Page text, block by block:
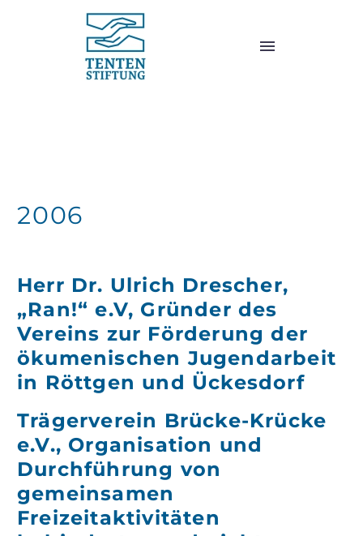
2006
Herr Dr. Ulrich Drescher,
„Ran!“ e.V, Gründer des
Vereins zur Förderung der
ökumenischen Jugendarbeit
in Röttgen und Ückesdorf
Trägerverein Brücke-Krücke
e.V., Organisation und
Durchführung von
gemeinsamen
Freizeitaktivitäten